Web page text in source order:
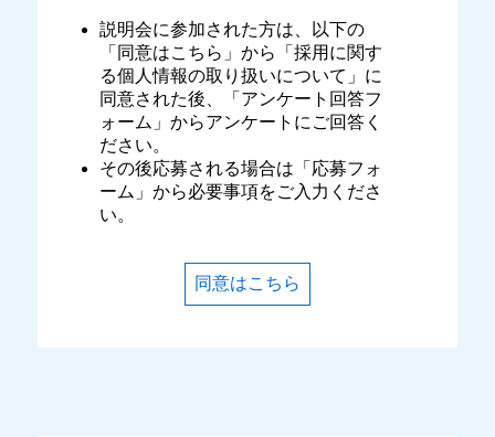
説明会に参加された方は、以下の
「同意はこちら」から「採用に関す
る個人情報の取り扱いについて」に
同意された後、「アンケート回答フ
ォーム」からアンケートにご回答く
ださい。
その後応募される場合は「応募フォ
ーム」から必要事項をご入力くださ
い。
同意はこちら